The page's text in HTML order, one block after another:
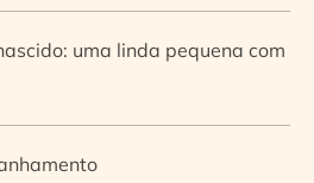
uma linda pequena com